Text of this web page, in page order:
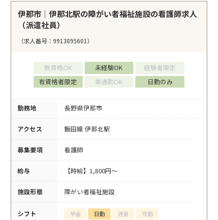
伊那市｜伊那北駅の障がい者福祉施設の看護師求人
（派遣社員）
（求人番号：9913895601）
無資格OK 未経験OK
経験者限定
有資格者限定
車通勤OK 日勤のみ
勤務地 長野県伊那市
アクセス 飯田線 伊那北駅
募集要項 看護師
給与 【時給】1,800円～
施設形態 障がい者福祉施設
シフト 早番 日勤 遅番 夜勤